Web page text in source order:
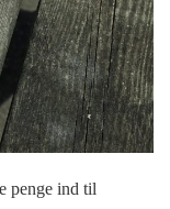
penge ind til